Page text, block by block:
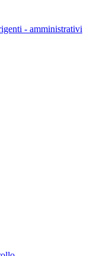
- amministrativi